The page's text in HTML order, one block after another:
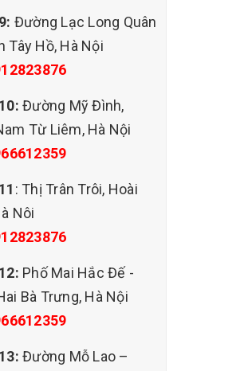
Đường Lạc Long Quân
Tây Hồ, Hà Nội
Đường Mỹ Đình,
Từ Liêm, Hà Nội
: Thị Trân Trôi, Hoài
Nôi
Phố Mai Hắc Đế -
Bà Trưng, Hà Nội
Đường Mỗ Lao –